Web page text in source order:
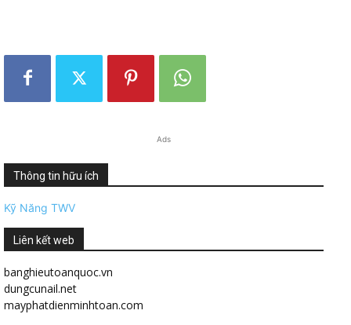
Ads
Thông tin hữu ích
Kỹ Năng TWV
Liên kết web
banghieutoanquoc.vn
dungcunail.net
mayphatdienminhtoan.com